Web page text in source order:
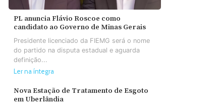
PL anuncia Flávio Roscoe como
candidato ao Governo de Minas Gerais
Presidente licenciado da FIEMG será o nome
do partido na disputa estadual e aguarda
definição...
Ler na íntegra
Nova Estação de Tratamento de Esgoto
em Uberlândia